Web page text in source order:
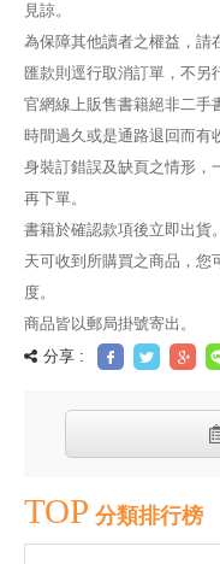
見諒。
為保障其他讀者之權益，請
匯款則逕行取消訂單，不另
官網線上販售書籍絕非二手
時間過久或是通路退回而有
身裝訂錯誤及缺頁之情形，
再下單。
書籍於確認款項後立即出貨
天可收到所購買之商品，您
度。
商品皆以郵局掛號寄出。
分享 :
TOP 分類排行榜